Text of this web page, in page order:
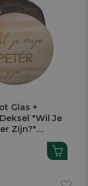
Glas +
"Wil Je
Zijn?"